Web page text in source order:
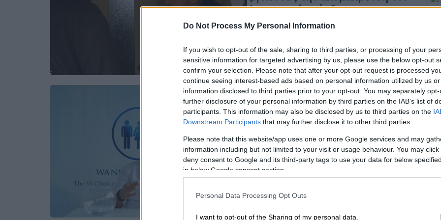
Do Not Process My Personal Information
If you wish to opt-out of the sale, sharing to third parties, or processing of your
sensitive information for targeted advertising by us, please use the below opt-out
confirm your selection. Please note that after your opt-out request is processed
continue seeing interest-based ads based on personal information utilized by us
information disclosed to third parties prior to your opt-out. You may separately
further disclosure of your personal information by third parties on the IAB’s list of
participants. This information may also be disclosed by us to third parties on the
Downstream Participants that may further disclose it to other third parties.
Please note that this website/app uses one or more Google services and may
information including but not limited to your visit or usage behaviour. You may
deny consent to Google and its third-party tags to use your data for below
in below Google consent section.
Personal Data Processing Opt Outs
I want to opt-out of the Sharing of my personal data.
Δραματική επέμβαση της
αστυνομίας
οι κάτοικοι
Κόσμος|24.05.2026 14:23
Κλινική στην Τουρκία σε βάζει στο
χειρουργείο και σε ψηλώνει με
20.000 ευρώ
Άνθρωποι από όλο τον κόσμο
ταξιδεύουν στην Κωνσταντινούπολη
αγνοώντας προειδοποιήσεις «για μια
επέμβαση με μεγάλο ρίσκο»